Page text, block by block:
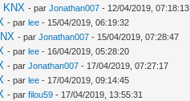
KNX - parJonathan007 - 12/04/2019, 07:18:13
- parlee - 15/04/2019, 06:19:32
- parJonathan007 - 15/04/2019, 07:28:47
- parlee - 16/04/2019, 05:28:20
- parJonathan007 - 17/04/2019, 07:27:17
- parlee - 17/04/2019, 09:14:45
- parfilou59 - 17/04/2019, 13:55:31